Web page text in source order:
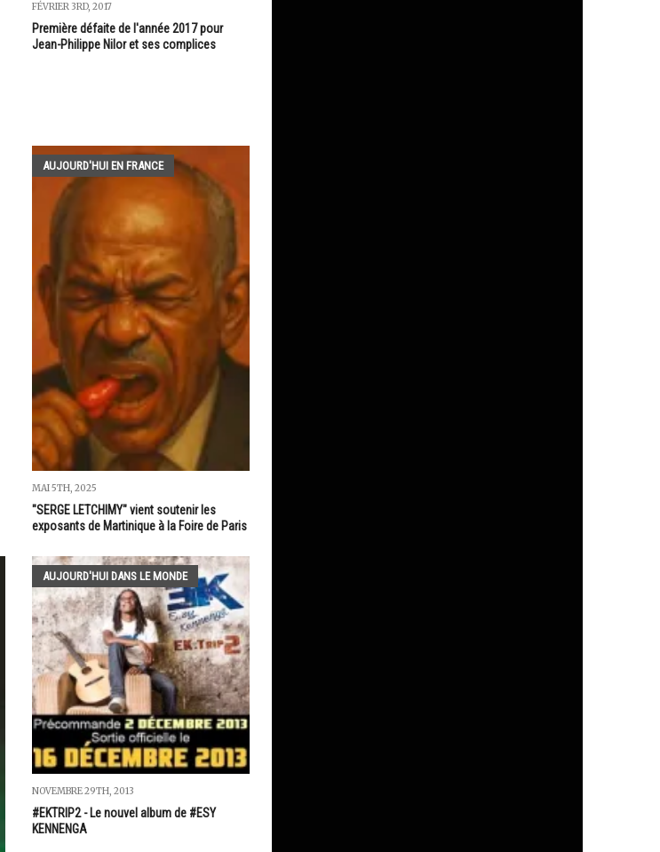
FÉVRIER 3RD, 2017
Première défaite de l'année 2017 pour
Jean-Philippe Nilor et ses complices
AUJOURD'HUI EN FRANCE
MAI 5TH, 2025
"SERGE LETCHIMY" vient soutenir les
exposants de Martinique à la Foire de Paris
AUJOURD'HUI DANS LE MONDE
NOVEMBRE 29TH, 2013
#EKTRIP2 - Le nouvel album de #ESY
KENNENGA